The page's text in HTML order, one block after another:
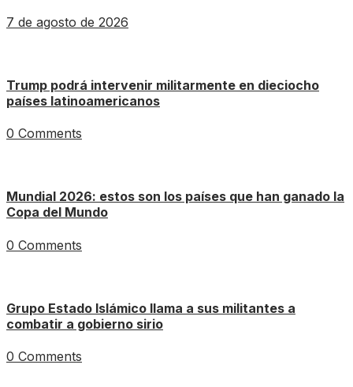
7 de agosto de 2026
Trump podrá intervenir militarmente en dieciocho
países latinoamericanos
0 Comments
Mundial 2026: estos son los países que han ganado la
Copa del Mundo
0 Comments
Grupo Estado Islámico llama a sus militantes a
combatir a gobierno sirio
0 Comments